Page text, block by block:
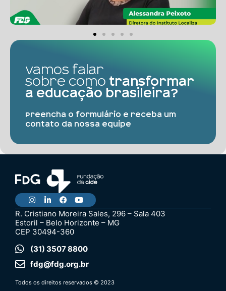
Vamos falar
sobre como transformar
a educação brasileira?
Preencha o formulário e receba um
contato da nossa equipe
R. Cristiano Moreira Sales, 296 – Sala 403
Estoril – Belo Horizonte – MG
CEP 30494-360
(31) 3507 8800
fdg@fdg.org.br
Todos os direitos reservados © 2023